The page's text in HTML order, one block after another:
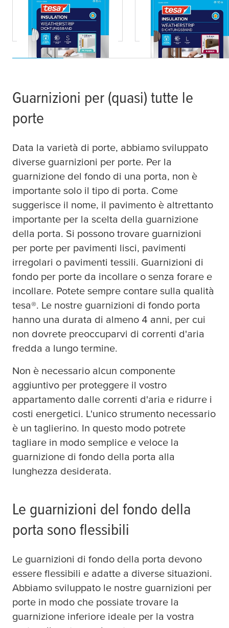
Guarnizione in
Schiuma PE S
Guarnizione in
Gomma L
Guarnizioni per (quasi) tutte le
porte
Data la varietà di porte, abbiamo sviluppato
diverse guarnizioni per porte. Per la
guarnizione del fondo di una porta, non è
importante solo il tipo di porta. Come
suggerisce il nome, il pavimento è altrettanto
importante per la scelta della guarnizione
della porta. Si possono trovare guarnizioni
per porte per pavimenti lisci, pavimenti
irregolari o pavimenti tessili. Guarnizioni di
fondo per porte da incollare o senza forare e
incollare. Potete sempre contare sulla qualità
tesa®. Le nostre guarnizioni di fondo porta
hanno una durata di almeno 4 anni, per cui
non dovrete preoccuparvi di correnti d'aria
fredda a lungo termine.
Non è necessario alcun componente
aggiuntivo per proteggere il vostro
appartamento dalle correnti d'aria e ridurre i
costi energetici. L'unico strumento necessario
è un taglierino. In questo modo potrete
tagliare in modo semplice e veloce la
guarnizione di fondo della porta alla
lunghezza desiderata.
Le guarnizioni del fondo della
porta sono flessibili
Le guarnizioni di fondo della porta devono
essere flessibili e adatte a diverse situazioni.
Abbiamo sviluppato le nostre guarnizioni per
porte in modo che possiate trovare la
guarnizione inferiore ideale per la vostra